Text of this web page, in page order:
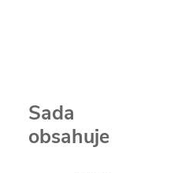
Sada
obsahuje